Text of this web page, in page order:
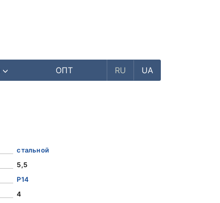
ОПТ RU UA
стальной
5,5
Р14
4